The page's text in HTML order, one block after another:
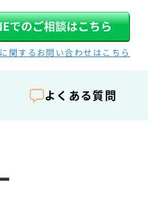
関するお問い合わせはこちら
よくある質問